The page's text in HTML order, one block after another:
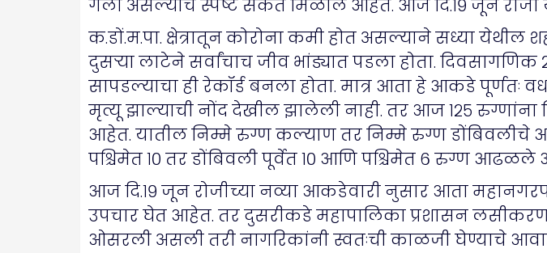
गेली असल्याचे स्पष्ट संकेत मिळाले आहेत. आज दि.१९ जून
क.डों.म.पा. क्षेत्रातून कोरोना कमी होत असल्याने सध्या
दुसऱ्या लाटेने सर्वांचाच जीव भांड्यात पडला होता.
सापडल्याचा ही रेकॉर्ड बनला होता. मात्र आता हे आकडे पूर्णतः
मृत्यू झाल्याची नोंद देखील झालेली नाही. तर आज १२५
आहेत. यातील निम्मे रुग्ण कल्याण तर निम्मे रुग्ण डोंबिवलीचे
पश्चिमेत १० तर डोंबिवली पूर्वेत १० आणि पश्चिमेत ६ रुग्ण आढळले
आज दि.१९ जून रोजीच्या नव्या आकडेवारी नुसार आता
उपचार घेत आहेत. तर दुसरीकडे महापालिका प्रशासन लसीकरण
ओसरली असली तरी नागरिकांनी स्वतःची काळजी घेण्याचे